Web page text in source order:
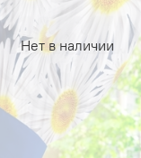
Нет в наличии